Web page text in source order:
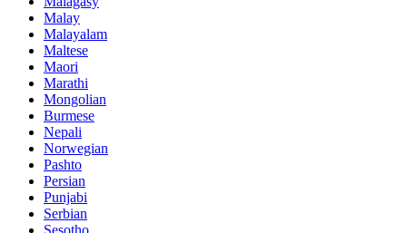
Malay
Malayalam
Maltese
Maori
Marathi
Mongolian
Burmese
Nepali
Norwegian
Pashto
Persian
Punjabi
Serbian